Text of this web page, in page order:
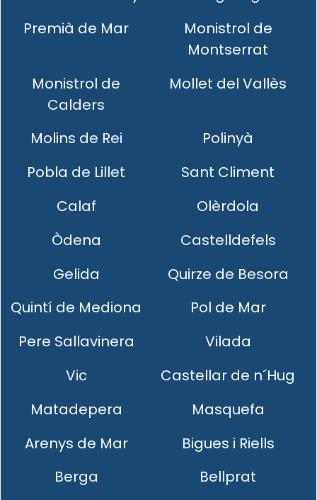
Premià de Mar
Monistrol de
Montserrat
Monistrol de
Calders
Mollet del Vallès
Molins de Rei
Polinyà
Pobla de Lillet
Sant Climent
Calaf
Olèrdola
Òdena
Castelldefels
Gelida
Quirze de Besora
Quintí de Mediona
Pol de Mar
Pere Sallavinera
Vilada
Vic
Castellar de n´Hug
Matadepera
Masquefa
Arenys de Mar
Bigues i Riells
Berga
Bellprat